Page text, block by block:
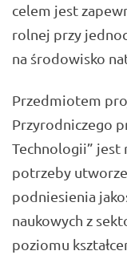
celem jest
rolnej przy
na środowisko
Przedmiotem
Przyrodniczego
Technologii” jest
potrzeby
podniesienia
naukowych z
poziomu